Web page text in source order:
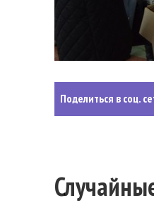
Поделиться в соц.